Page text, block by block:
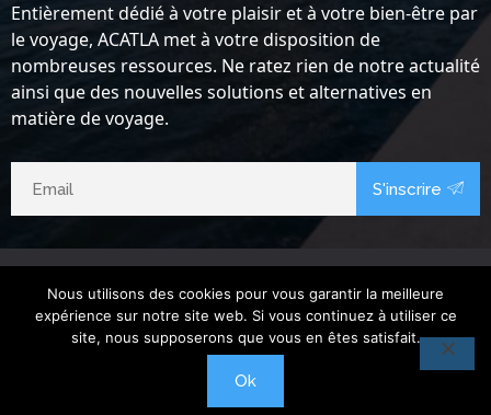
Entièrement dédié à votre plaisir et à votre bien-être par
le voyage, ACATLA met à votre disposition de
nombreuses ressources. Ne ratez rien de notre actualité
ainsi que des nouvelles solutions et alternatives en
matière de voyage.
S'inscrire
Acatla Voyage . Tous droits réservés.
Nous utilisons des cookies pour vous garantir la meilleure
expérience sur notre site web. Si vous continuez à utiliser ce
site, nous supposerons que vous en êtes satisfait.
Ok